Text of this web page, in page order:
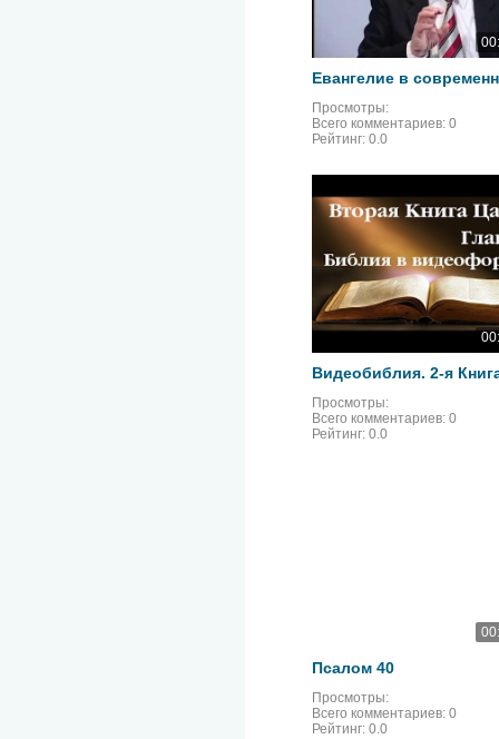
Просмотры:
Всего комментариев: 0
Рейтинг: 0.0
Просмотры:
Всего комментариев: 0
Рейтинг: 0.0
Псалом 40
Просмотры:
Всего комментариев: 0
Рейтинг: 0.0